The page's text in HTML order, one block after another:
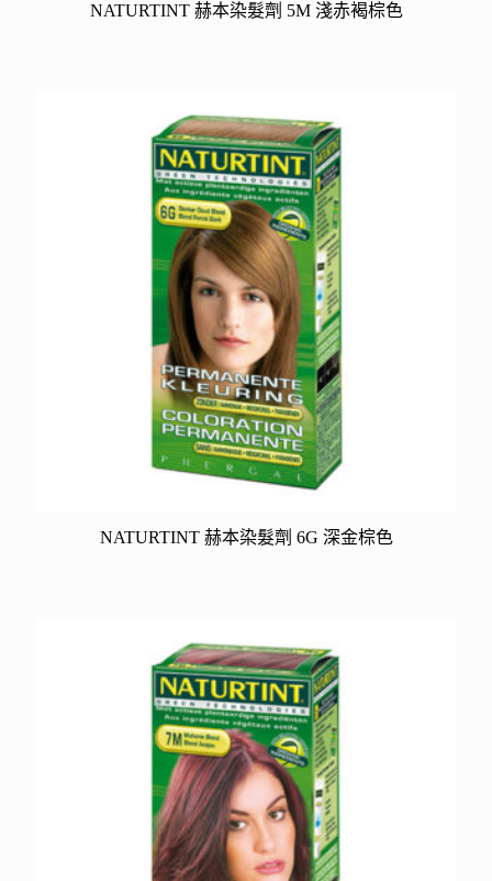
NATURTINT 赫本染髮劑 5M 淺赤褐棕色
NATURTINT 赫本染髮劑 6G 深金棕色